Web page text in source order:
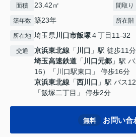
面積 23.42㎡ 間取り
築年数 築23年 所在階
所在地 埼玉県川口市飯塚４丁目11-32
交通 京浜東北線 「 川口 」駅 徒歩11分
埼玉高速鉄道 「 川口元郷 」駅
16）「川口駅東口」 停歩16分
京浜東北線 「西川口 」駅 バス
「飯塚二丁目」 停歩2分
無料 お問い合